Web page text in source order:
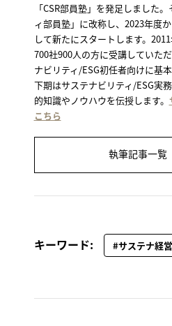
「CSR部員塾」を発足しました
ィ部員塾」に改称し、2023年度
して新たにスタートします。
700社900人の方に受講していた
ナビリティ/ESG初任者向けに基
下期はサステナビリティ/ESG実
的知識やノウハウを伝授します。
こちら
執筆記事一覧
キーワード: #サステナ経